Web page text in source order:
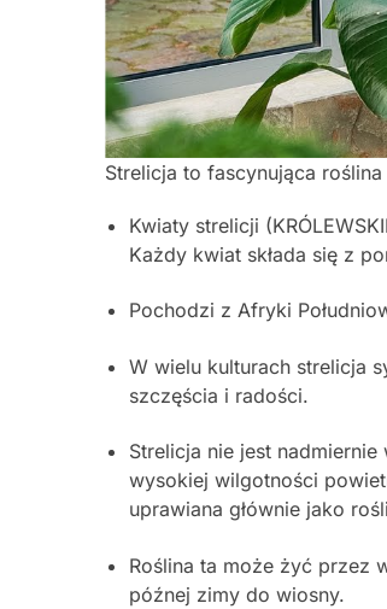
Strelicja to fascynująca
Kwiaty strelicji
Każdy kwiat składa się z
Pochodzi z Afryki
W wielu kulturach strelicja
szczęścia i radości.
Strelicja nie jest
wysokiej wilgotności
uprawiana głównie jako
Roślina ta może żyć przez
późnej zimy do wiosny.